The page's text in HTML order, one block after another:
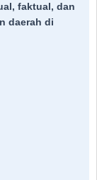
faktual, dan
daerah di